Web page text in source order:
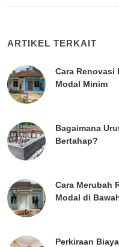
ARTIKEL TERKAIT
Cara Renovasi
Modal Minim
Bagaimana
Bertahap?
Cara Merubah
Modal di
Perkiraan